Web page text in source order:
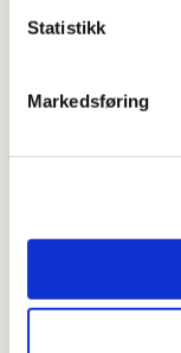
Statistikk
Markedsføring